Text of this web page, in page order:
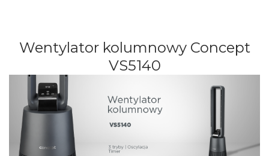
Wentylator kolumnowy Concept
VS5140